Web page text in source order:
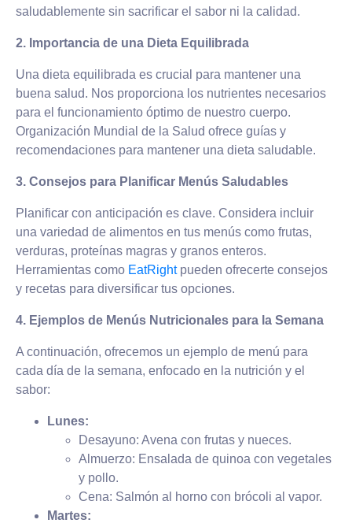
saludablemente sin sacrificar el sabor ni la calidad.
2. Importancia de una Dieta Equilibrada
Una dieta equilibrada es crucial para mantener una
buena salud. Nos proporciona los nutrientes necesarios
para el funcionamiento óptimo de nuestro cuerpo.
Organización Mundial de la Salud ofrece guías y
recomendaciones para mantener una dieta saludable.
3. Consejos para Planificar Menús Saludables
Planificar con anticipación es clave. Considera incluir
una variedad de alimentos en tus menús como frutas,
verduras, proteínas magras y granos enteros.
Herramientas como EatRightpueden ofrecerte consejos
y recetas para diversificar tus opciones.
4. Ejemplos de Menús Nutricionales para la Semana
A continuación, ofrecemos un ejemplo de menú para
cada día de la semana, enfocado en la nutrición y el
sabor:
Lunes:
Desayuno: Avena con frutas y nueces.
Almuerzo: Ensalada de quinoa con vegetales
y pollo.
Cena: Salmón al horno con brócoli al vapor.
Martes: